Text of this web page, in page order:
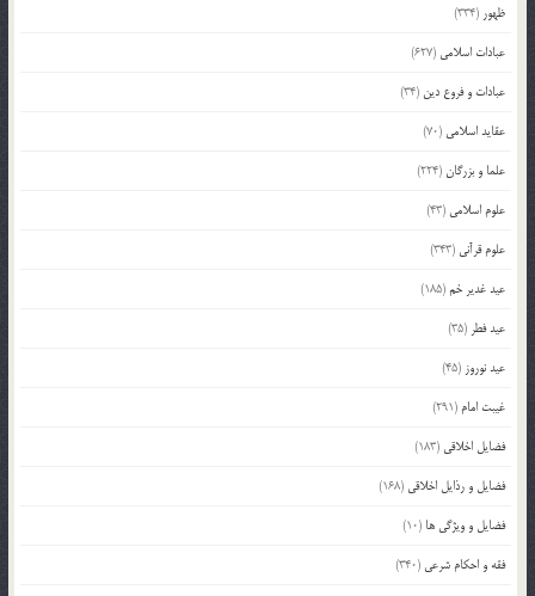
ظهور (334)
عبادات اسلامی (627)
عبادات و فروع دین (34)
عقاید اسلامی (70)
علما و بزرگان(224)
علوم اسلامی (43)
علوم قرآنی (343)
عید غدیر خم(185)
عید فطر (35)
عید نوروز (45)
غیبت امام (291)
فضایل اخلاقی (183)
فضایل و رذایل اخلاقی (168)
فضایل و ویژگی ها (10)
فقه و احکام شرعی (340)